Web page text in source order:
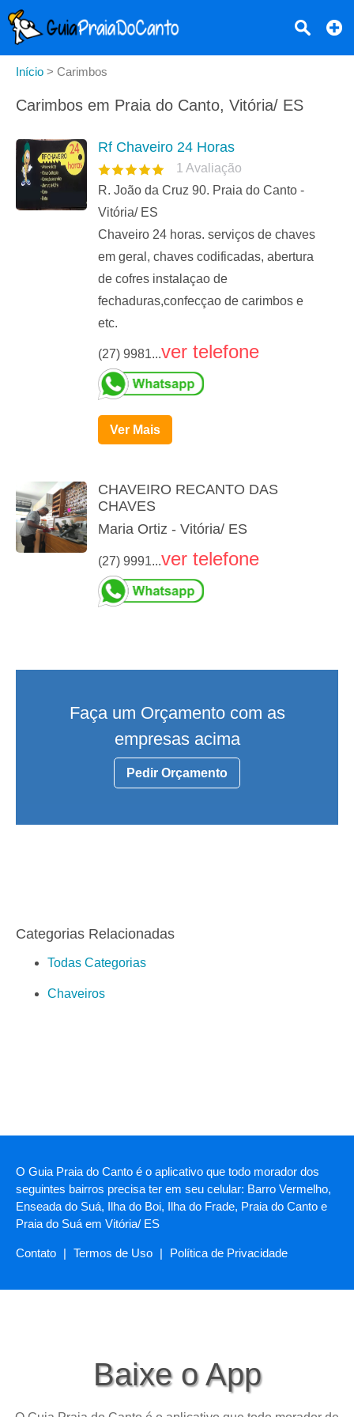
Início > Carimbos
Carimbos em Praia do Canto, Vitória/ ES
Rf Chaveiro 24 Horas
1 Avaliação
R. João da Cruz 90. Praia do Canto -
Vitória/ ES
Chaveiro 24 horas. serviços de chaves
em geral, chaves codificadas, abertura
de cofres instalaçao de
fechaduras,confecçao de carimbos e
etc.
(27) 9981...ver telefone
Ver Mais
CHAVEIRO RECANTO DAS
CHAVES
Maria Ortiz - Vitória/ ES
(27) 9991...ver telefone
Faça um Orçamento com as
empresas acima
Pedir Orçamento
Categorias Relacionadas
Todas Categorias
Chaveiros
O Guia Praia do Canto é o aplicativo que todo morador dos
seguintes bairros precisa ter em seu celular: Barro Vermelho,
Enseada do Suá, Ilha do Boi, Ilha do Frade, Praia do Canto e
Praia do Suá em Vitória/ ES
Contato | Termos de Uso | Política de Privacidade
Baixe o App